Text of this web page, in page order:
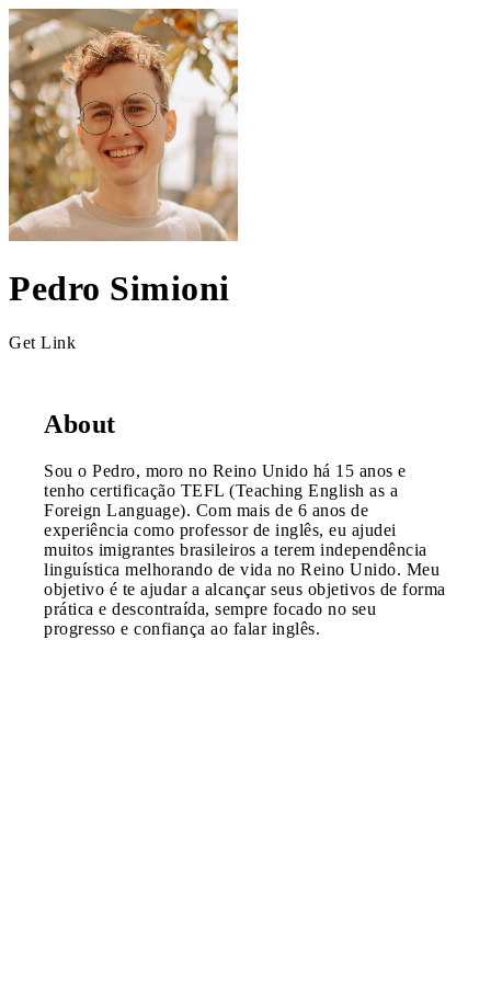
Pedro Simioni
Get Link
About
Sou o Pedro, moro no Reino Unido há 15 anos e
tenho certificação TEFL (Teaching English as a
Foreign Language). Com mais de 6 anos de
experiência como professor de inglês, eu ajudei
muitos imigrantes brasileiros a terem independência
linguística melhorando de vida no Reino Unido. Meu
objetivo é te ajudar a alcançar seus objetivos de forma
prática e descontraída, sempre focado no seu
progresso e confiança ao falar inglês.